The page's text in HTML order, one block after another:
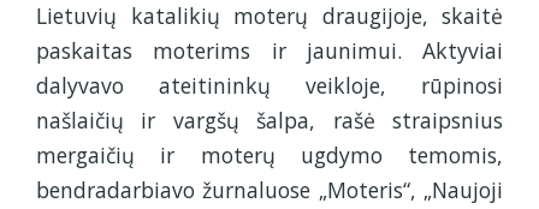
Lietuvių katalikių moterų draugijoje, skaitė
paskaitas moterims ir jaunimui. Aktyviai
dalyvavo ateitininkų veikloje, rūpinosi
našlaičių ir vargšų šalpa, rašė straipsnius
mergaičių ir moterų ugdymo temomis,
bendradarbiavo žurnaluose „Moteris“, „Naujoji